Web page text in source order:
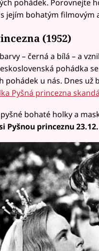
pohádek. Porovnejte
jejím bohatým filmovým
(1952)
– černá a bílá – a
pohádka
pohádek u nás. Dnes už
Pyšná princezna
bohaté holky a
Pyšnou princeznu